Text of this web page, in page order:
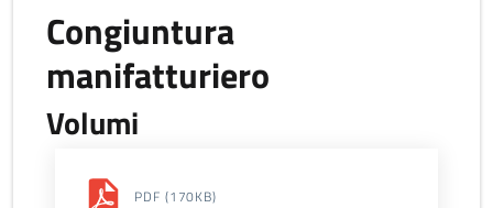
Congiuntura
manifatturiero
Volumi
PDF (170KB)